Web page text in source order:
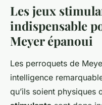
Les jeux
indispensable
Meyer épanoui
Les perroquets de
intelligence
qu’ils soient physiques